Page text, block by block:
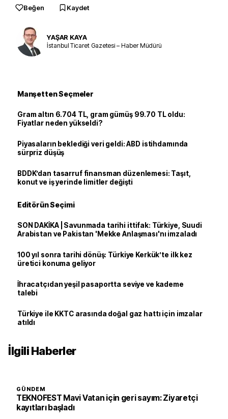
Beğen Kaydet
YAŞAR KAYA
İstanbul Ticaret Gazetesi – Haber Müdürü
Manşetten Seçmeler
Gram altın 6.704 TL, gram gümüş 99.70 TL oldu:
Fiyatlar neden yükseldi?
Piyasaların beklediği veri geldi: ABD istihdamında
sürpriz düşüş
BDDK’dan tasarruf finansman düzenlemesi: Taşıt,
konut ve iş yerinde limitler değişti
Editörün Seçimi
SON DAKİKA | Savunmada tarihi ittifak: Türkiye, Suudi
Arabistan ve Pakistan 'Mekke Anlaşması'nı imzaladı
100 yıl sonra tarihi dönüş: Türkiye Kerkük’te ilk kez
üretici konuma geliyor
İhracatçıdan yeşil pasaportta seviye ve kademe
talebi
Türkiye ile KKTC arasında doğal gaz hattı için imzalar
atıldı
İlgili Haberler
GÜNDEM
TEKNOFEST Mavi Vatan için geri sayım: Ziyaretçi
kayıtları başladı